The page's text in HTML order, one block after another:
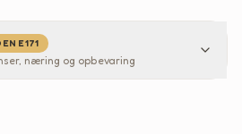
E171
næring og opbevaring